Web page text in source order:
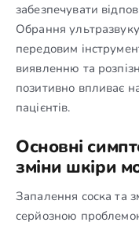
забезпечувати
Обрання
передовим
виявленню та
позитивно впливає
пацієнтів.
Основні
зміни шкіри
Запалення соска та
серйозною